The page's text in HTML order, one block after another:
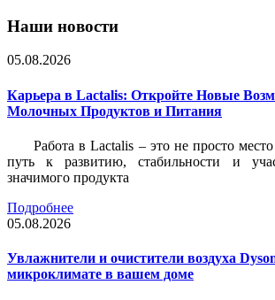
Наши новости
05.08.2026
Карьера в Lactalis: Откройте Новые
Молочных Продуктов и Питания
Работа в Lactalis – это не просто место
путь к развитию, стабильности и
значимого продукта
Подробнее
05.08.2026
Увлажнители и очистители воздуха
микроклимате в вашем доме